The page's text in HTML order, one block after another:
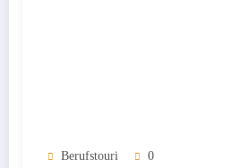
Berufstouri 0